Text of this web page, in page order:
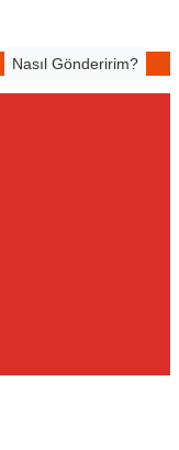
Nasıl Gönderirim?